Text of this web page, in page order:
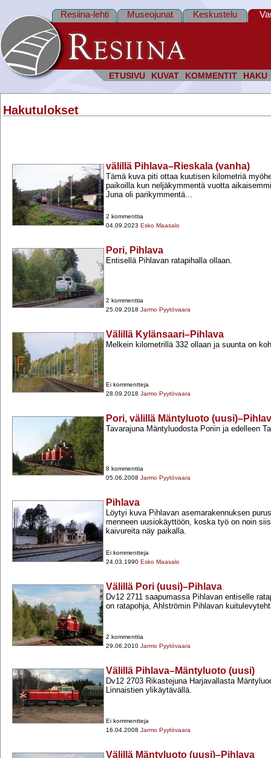
ETUSIVU KUVAT KOMMENTIT HAKU
Resiina-lehti Museojunat Keskustelu
Hakutulokset
välillä Pihlava–Rieskala (vanha)
Tämä kuva piti ottaa kuutisen kilometriä
paikoilla kun neljäkymmentä vuotta
Juna oli parikymmentä...
2 kommenttia
04.09.2023 Esko Maasalo
Pori, Pihlava
Entisellä Pihlavan ratapihalla ollaan.
2 kommenttia
25.09.2018 Jarmo Pyytövaara
Välillä Kylänsaari–Pihlava
Melkein kilometrillä 332 ollaan ja suunta on
Ei kommentteja
28.09.2018 Jarmo Pyytövaara
Pori, välillä Mäntyluoto
Tavarajuna Mäntyluodosta Poriin ja edelleen
8 kommenttia
05.06.2008 Jarmo Pyytövaara
Pihlava
Löytyi kuva Pihlavan asemarakennuksen
menneen uusiokäyttöön, koska työ on noin
kaivureita näy paikalla.
Ei kommentteja
24.03.1990 Esko Maasalo
Välillä Pori (uusi)–Pihlava
Dv12 2711 saapumassa Pihlavan entiselle
on ratapohja, Ahlströmin Pihlavan
2 kommenttia
29.06.2010 Jarmo Pyytövaara
Välillä Pihlava–Mäntyluoto (uusi)
Dv12 2703 Rikastejuna Harjavallasta
Linnaistien ylikäytävällä.
Ei kommentteja
16.04.2008 Jarmo Pyytövaara
Välillä Mäntyluoto (uusi)–Pihlava